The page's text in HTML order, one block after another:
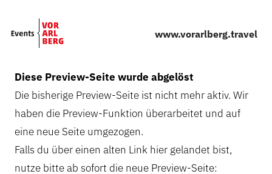
www.vorarlberg.travel
Diese Preview-Seite wurde abgelöst
Die bisherige Preview-Seite ist nicht mehr aktiv. Wir
haben die Preview-Funktion überarbeitet und auf
eine neue Seite umgezogen.
Falls du über einen alten Link hier gelandet bist,
nutze bitte ab sofort die neue Preview-Seite: